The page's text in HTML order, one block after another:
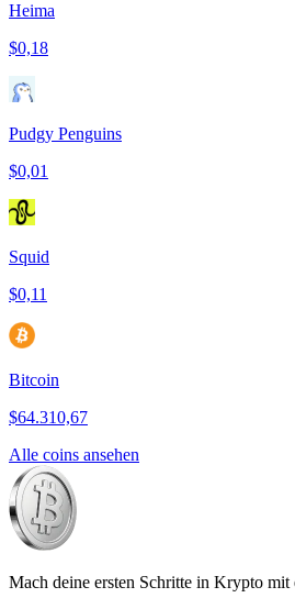
Heima
$0,18
Pudgy Penguins
$0,01
Squid
$0,11
Bitcoin
$64.310,67
Alle coins ansehen
Mach deine ersten Schritte in Krypto mit